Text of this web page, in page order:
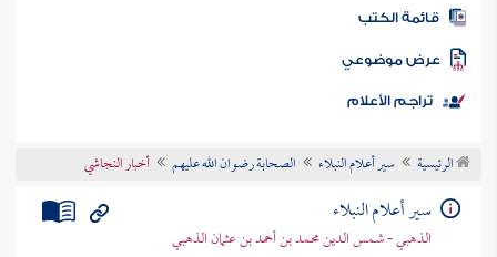
المكتبة
الكتب
موضوعي
تراجم الأعلام
الرئيسية سير أعلام النبلاء الصحابة رضوان الله عليهم أخبار النجاشي
سير أعلام النبلاء
الذهبي - شمس الدين محمد بن أحمد بن عثمان الذهبي